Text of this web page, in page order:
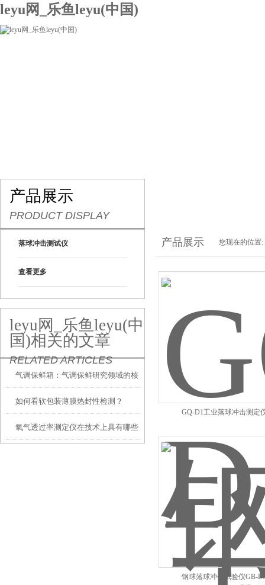
leyu网_乐鱼leyu(中国)
产品展示
PRODUCT DISPLAY
落球冲击测试仪
查看更多
leyu网_乐鱼leyu(中
国)相关的文章
RELATED ARTICLES
气调保鲜箱：气调保鲜研究领域的核
心装备与创新引擎
如何看软包装薄膜热封性检测？
氧气透过率测定仪在技术上具有哪些
产品展示 您现在的位置:
GQ-D1工业落球冲击测定
钢球落球冲击试验仪GB-